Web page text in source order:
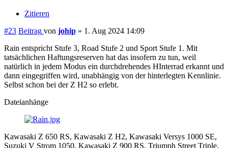
Zitieren
#23 Beitrag von johip » 1. Aug 2024 14:09
Rain entspricht Stufe 3, Road Stufe 2 und Sport Stufe 1. Mit
tatsächlichen Haftungsreserven hat das insofern zu tun, weil
natürlich in jedem Modus ein durchdrehendes HInterrad erkannt und
dann eingegriffen wird, unabhängig von der hinterlegten Kennlinie.
Selbst schon bei der Z H2 so erlebt.
Dateianhänge
Kawasaki Z 650 RS, Kawasaki Z H2, Kawasaki Versys 1000 SE,
Suzuki V Strom 1050, Kawasaki Z 900 RS, Triumph Street Triple,